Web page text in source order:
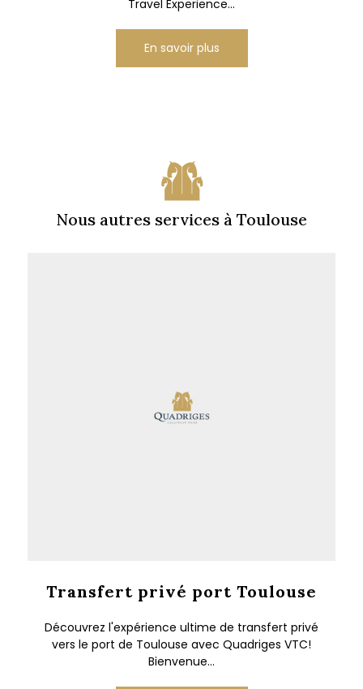
Travel Experience...
En savoir plus
Nous autres services à Toulouse
Transfert privé port Toulouse
Découvrez l'expérience ultime de transfert privé
vers le port de Toulouse avec Quadriges VTC!
Bienvenue...